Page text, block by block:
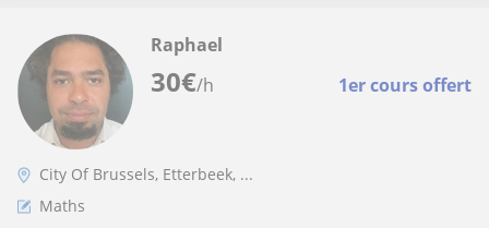
30€/h 1er cours offert
Raphael
City Of Brussels, Etterbeek, ...
Maths